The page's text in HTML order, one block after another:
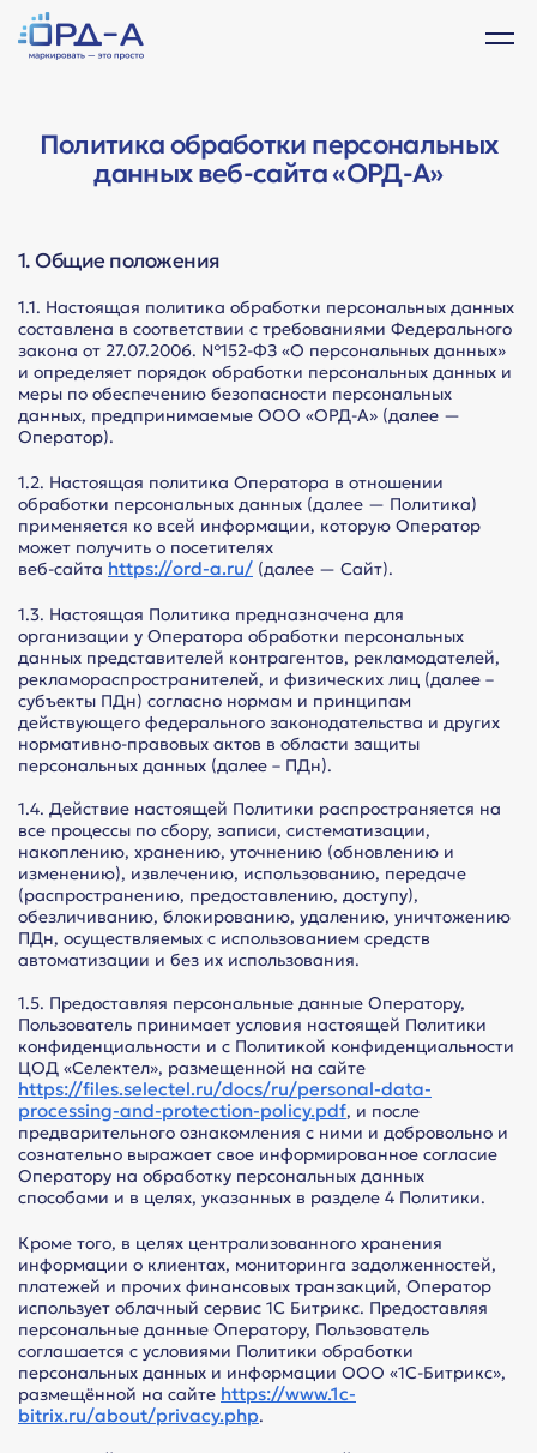
Политика обработки персональных
данных веб-сайта «ОРД-А»
1. Общие положения
1.1. Настоящая политика обработки персональных данных
составлена в соответствии с требованиями Федерального
закона от 27.07.2006. №152-ФЗ «О персональных данных»
и определяет порядок обработки персональных данных и
меры по обеспечению безопасности персональных
данных, предпринимаемые ООО «ОРД-А» (далее —
Оператор).
1.2. Настоящая политика Оператора в отношении
обработки персональных данных (далее — Политика)
применяется ко всей информации, которую Оператор
может получить о посетителях
веб-сайта https://ord-a.ru/ (далее — Сайт).
1.3. Настоящая Политика предназначена для
организации у Оператора обработки персональных
данных представителей контрагентов, рекламодателей,
рекламораспространителей, и физических лиц (далее –
субъекты ПДн) согласно нормам и принципам
действующего федерального законодательства и других
нормативно-правовых актов в области защиты
персональных данных (далее – ПДн).
1.4. Действие настоящей Политики распространяется на
все процессы по сбору, записи, систематизации,
накоплению, хранению, уточнению (обновлению и
изменению), извлечению, использованию, передаче
(распространению, предоставлению, доступу),
обезличиванию, блокированию, удалению, уничтожению
ПДн, осуществляемых с использованием средств
автоматизации и без их использования.
1.5. Предоставляя персональные данные Оператору,
Пользователь принимает условия настоящей Политики
конфиденциальности и с Политикой конфиденциальности
ЦОД «Селектел», размещенной на сайте
https://files.selectel.ru/docs/ru/personal-data-
processing-and-protection-policy.pdf, и после
предварительного ознакомления с ними и добровольно и
сознательно выражает свое информированное согласие
Оператору на обработку персональных данных
способами и в целях, указанных в разделе 4 Политики.
Кроме того, в целях централизованного хранения
информации о клиентах, мониторинга задолженностей,
платежей и прочих финансовых транзакций, Оператор
использует облачный сервис 1С Битрикс. Предоставляя
персональные данные Оператору, Пользователь
соглашается с условиями Политики обработки
персональных данных и информации ООО «1С-Битрикс»,
размещённой на сайте https://www.1c-
bitrix.ru/about/privacy.php.